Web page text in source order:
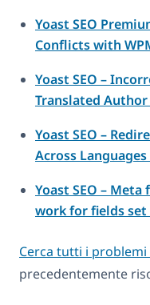
Yoast SEO
Conflicts with
Yoast SEO –
Translated
Yoast SEO –
Across
Yoast SEO –
work for fields set
Cerca tutti i
precedentemente